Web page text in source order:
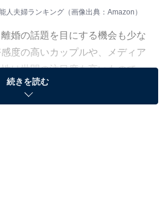
人夫婦ランキング（画像出典： Amazon ）
婚の話題を目にする機会も少な
度の高いカップルや、メディア
は世間の注目度も高いもので
続きを読む